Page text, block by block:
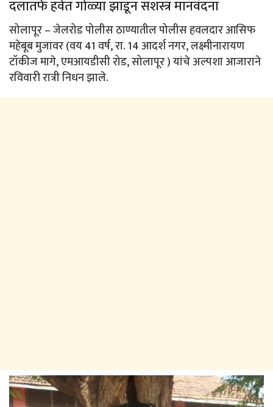
दलातर्फे हवेत गोळ्या झाडून सशस्त्र मानवंदना
सोलापूर – जेलरोड पोलीस ठाण्यातील पोलीस हवलदार आसिफ
महेबूब मुजावर (वय 41 वर्ष, रा. 14 आदर्श नगर, लक्ष्मीनारायण
टॉकीज मागे, एमआयडीसी रोड, सोलापूर ) यांचे अल्पशा आजाराने
रविवारी रात्री निधन झाले.